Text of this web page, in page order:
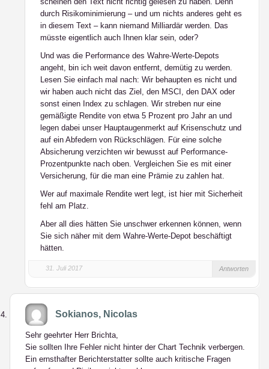
durch Risikominimierung – und um nichts anderes geht es
in diesem Text – kann niemand Milliardär werden. Das
müsste eigentlich auch Ihnen klar sein, oder?
Und was die Performance des Wahre-Werte-Depots
angeht, bin ich weit davon entfernt, demütig zu werden.
Lesen Sie einfach mal nach: Wir behaupten es nicht und
wir haben auch nicht das Ziel, den MSCI, den DAX oder
sonst einen Index zu schlagen. Wir streben nur eine
gemäßigte Rendite von etwa 5 Prozent pro Jahr an und
legen dabei unser Hauptaugenmerkt auf Krisenschutz und
auf ein Abfedern von Rückschlägen. Für eine solche
Absicherung verzichten wir bewusst auf Performance-
Prozentpunkte nach oben. Vergleichen Sie es mit einer
Versicherung, für die man eine Prämie zu zahlen hat.
Wer auf maximale Rendite wert legt, ist hier mit Sicherheit
fehl am Platz.
Aber all dies hätten Sie unschwer erkennen können, wenn
Sie sich näher mit dem Wahre-Werte-Depot beschäftigt
hätten.
31. Juli 2017 Antworten
Sokianos, Nicolas
Sehr geehrter Herr Brichta,
Sie sollten Ihre Fehler nicht hinter der Chart Technik verbergen.
Ein ernsthafter Berichterstatter sollte auch kritische Fragen